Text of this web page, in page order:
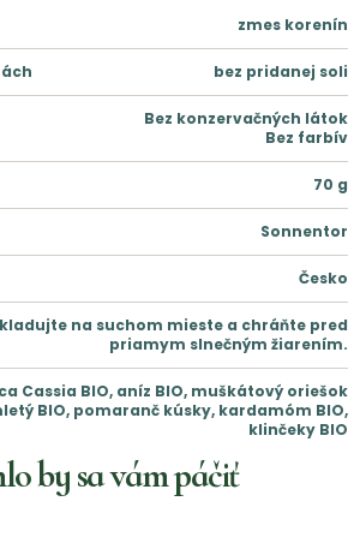
zmes korenín
bez pridanej soli
Bez konzervačných látok
Bez farbív
70 g
Sonnentor
Česko
na suchom mieste a chráňte pred
priamym slnečným žiarením.
Cassia BIO, aníz BIO, muškátový oriešok
BIO, pomaranč kúsky, kardamóm BIO,
klinčeky BIO
by sa vám páčiť